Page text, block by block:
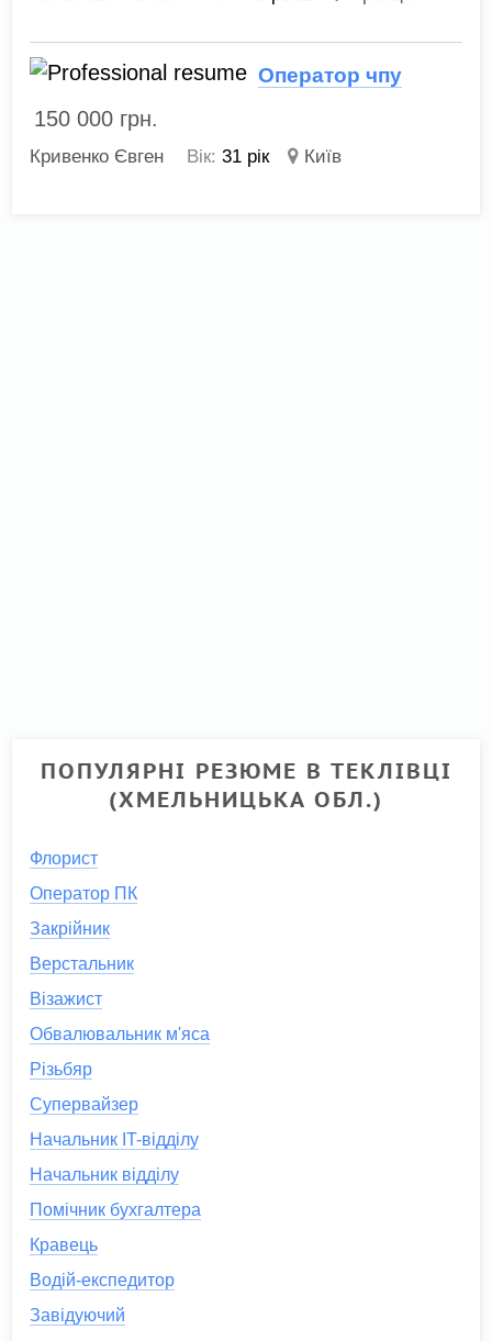
Оператор чпу
150 000 грн.
Кривенко Євген Вік: 31 рік Київ
ПОПУЛЯРНІ РЕЗЮМЕ В ТЕКЛІВЦІ
(ХМЕЛЬНИЦЬКА ОБЛ.)
Флорист
Оператор ПК
Закрійник
Верстальник
Візажист
Обвалювальник м'яса
Різьбяр
Супервайзер
Начальник IT-відділу
Начальник відділу
Помічник бухгалтера
Кравець
Водій-експедитор
Завідуючий